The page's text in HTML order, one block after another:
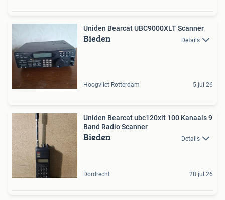
Uniden Bearcat UBC9000XLT Scanner
Bieden Details
Hoogvliet Rotterdam 5 jul 26
Uniden Bearcat ubc120xlt 100 Kanaals 9
Band Radio Scanner
Bieden Details
Dordrecht 28 jul 26